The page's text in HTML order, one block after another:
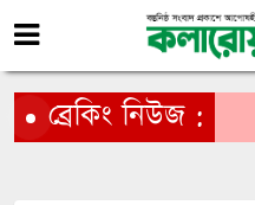
ব্রেকিং নিউজ :